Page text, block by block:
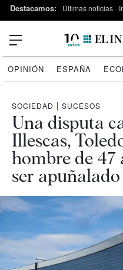
Destacamos: Últimas noticias
OPINIÓN ESPAÑA
SOCIEDAD | SUCESOS
Una disputa
Illescas,
hombre de 47
ser apuñalado